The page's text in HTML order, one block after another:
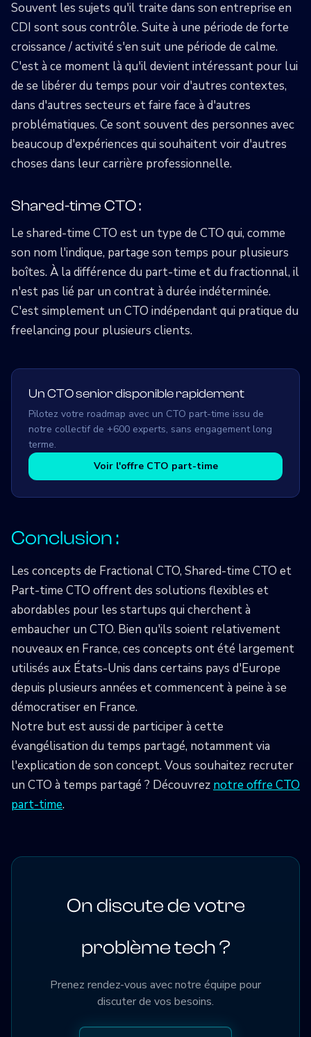
Souvent les sujets qu'il traite dans son entreprise en
CDI sont sous contrôle. Suite à une période de forte
croissance / activité s'en suit une période de calme.
C'est à ce moment là qu'il devient intéressant pour lui
de se libérer du temps pour voir d'autres contextes,
dans d'autres secteurs et faire face à d'autres
problématiques. Ce sont souvent des personnes avec
beaucoup d'expériences qui souhaitent voir d'autres
choses dans leur carrière professionnelle.
Shared-time CTO :
Le shared-time CTO est un type de CTO qui, comme
son nom l'indique, partage son temps pour plusieurs
boîtes. À la différence du part-time et du fractionnal, il
n'est pas lié par un contrat à durée indéterminée.
C'est simplement un CTO indépendant qui pratique du
freelancing pour plusieurs clients.
Un CTO senior disponible rapidement
Pilotez votre roadmap avec un CTO part-time issu de
notre collectif de +600 experts, sans engagement long
terme.
Voir l'offre CTO part-time
Conclusion :
Les concepts de Fractional CTO, Shared-time CTO et
Part-time CTO offrent des solutions flexibles et
abordables pour les startups qui cherchent à
embaucher un CTO. Bien qu'ils soient relativement
nouveaux en France, ces concepts ont été largement
utilisés aux États-Unis dans certains pays d'Europe
depuis plusieurs années et commencent à peine à se
démocratiser en France.
Notre but est aussi de participer à cette
évangélisation du temps partagé, notamment via
l'explication de son concept. Vous souhaitez recruter
un CTO à temps partagé ? Découvrez notre offre CTO
part-time.
On discute de votre
problème tech ?
Prenez rendez-vous avec notre équipe pour
discuter de vos besoins.